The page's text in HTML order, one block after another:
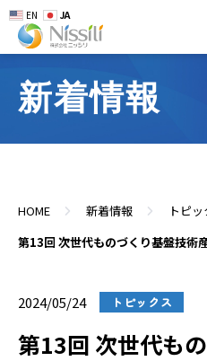
新着情報
HOME 新着情報
トピ
2024/05/24 トピックス
第13回 次世代も
EN JA